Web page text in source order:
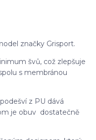
značky Grisport.
švů, což zlepšuje
s membránou
z PU dává
je obuv dostatečně